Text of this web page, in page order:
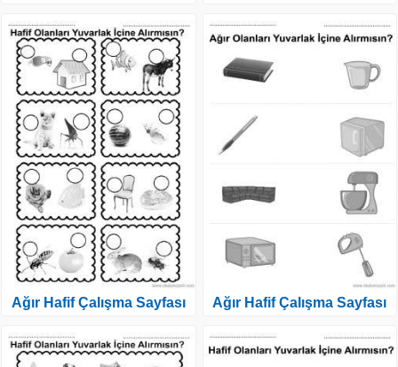
Ağır Hafif Çalışma Sayfası Ağır Hafif Çalışma Sayfası